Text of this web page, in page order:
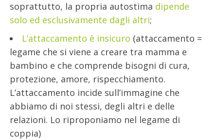
soprattutto, la propria autostima dipende
solo ed esclusivamente dagli altri;
L’attaccamento è insicuro (attaccamento =
legame che si viene a creare tra mamma e
bambino e che comprende bisogni di cura,
protezione, amore, rispecchiamento.
L’attaccamento incide sull’immagine che
abbiamo di noi stessi, degli altri e delle
relazioni. Lo riproponiamo nel legame di
coppia)